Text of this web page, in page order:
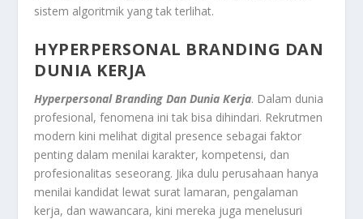
sistem algoritmik yang tak terlihat.
HYPERPERSONAL BRANDING DAN
DUNIA KERJA
Hyperpersonal Branding Dan Dunia Kerja. Dalam dunia
profesional, fenomena ini tak bisa dihindari. Rekrutmen
modern kini melihat digital presence sebagai faktor
penting dalam menilai karakter, kompetensi, dan
profesionalitas seseorang. Jika dulu perusahaan hanya
menilai kandidat lewat surat lamaran, pengalaman
kerja, dan wawancara, kini mereka juga menelusuri